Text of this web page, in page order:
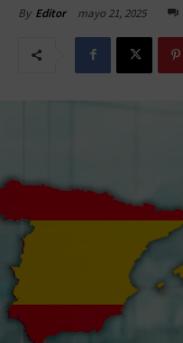
By Editor mayo 21, 2025